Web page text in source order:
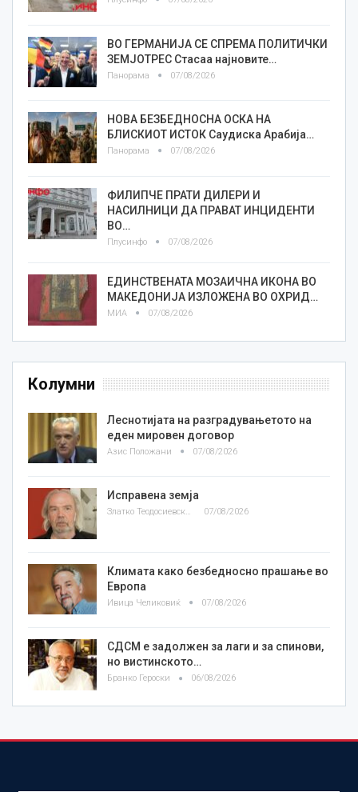
ВО ГЕРМАНИЈА СЕ СПРЕМА ПОЛИТИЧКИ
ЗЕМЈОТРЕС Стасаа најновите…
Панорама 07/08/2026
НОВА БЕЗБЕДНОСНА ОСКА НА
БЛИСКИОТ ИСТОК Саудиска Арабија…
Панорама 07/08/2026
ФИЛИПЧЕ ПРАТИ ДИЛЕРИ И
НАСИЛНИЦИ ДА ПРАВАТ ИНЦИДЕНТИ
ВО…
Плусинфо 07/08/2026
ЕДИНСТВЕНАТА МОЗАИЧНА ИКОНА ВО
МАКЕДОНИЈА ИЗЛОЖЕНА ВО ОХРИД…
МИА 07/08/2026
Колумни
Леснотијата на разградувањетото на
еден мировен договор
Азис Положани 07/08/2026
Исправена земја
Златко Теодосиевски 07/08/2026
Климата како безбедносно прашање во
Европа
Ивица Челиковиќ 07/08/2026
СДСМ е задолжен за лаги и за спинови,
но вистинското…
Бранко Героски 06/08/2026